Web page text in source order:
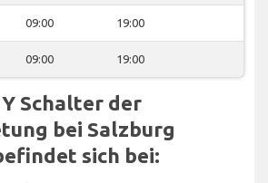
09:00 19:00
09:00 19:00
Schalter der
bei Salzburg
sich bei: